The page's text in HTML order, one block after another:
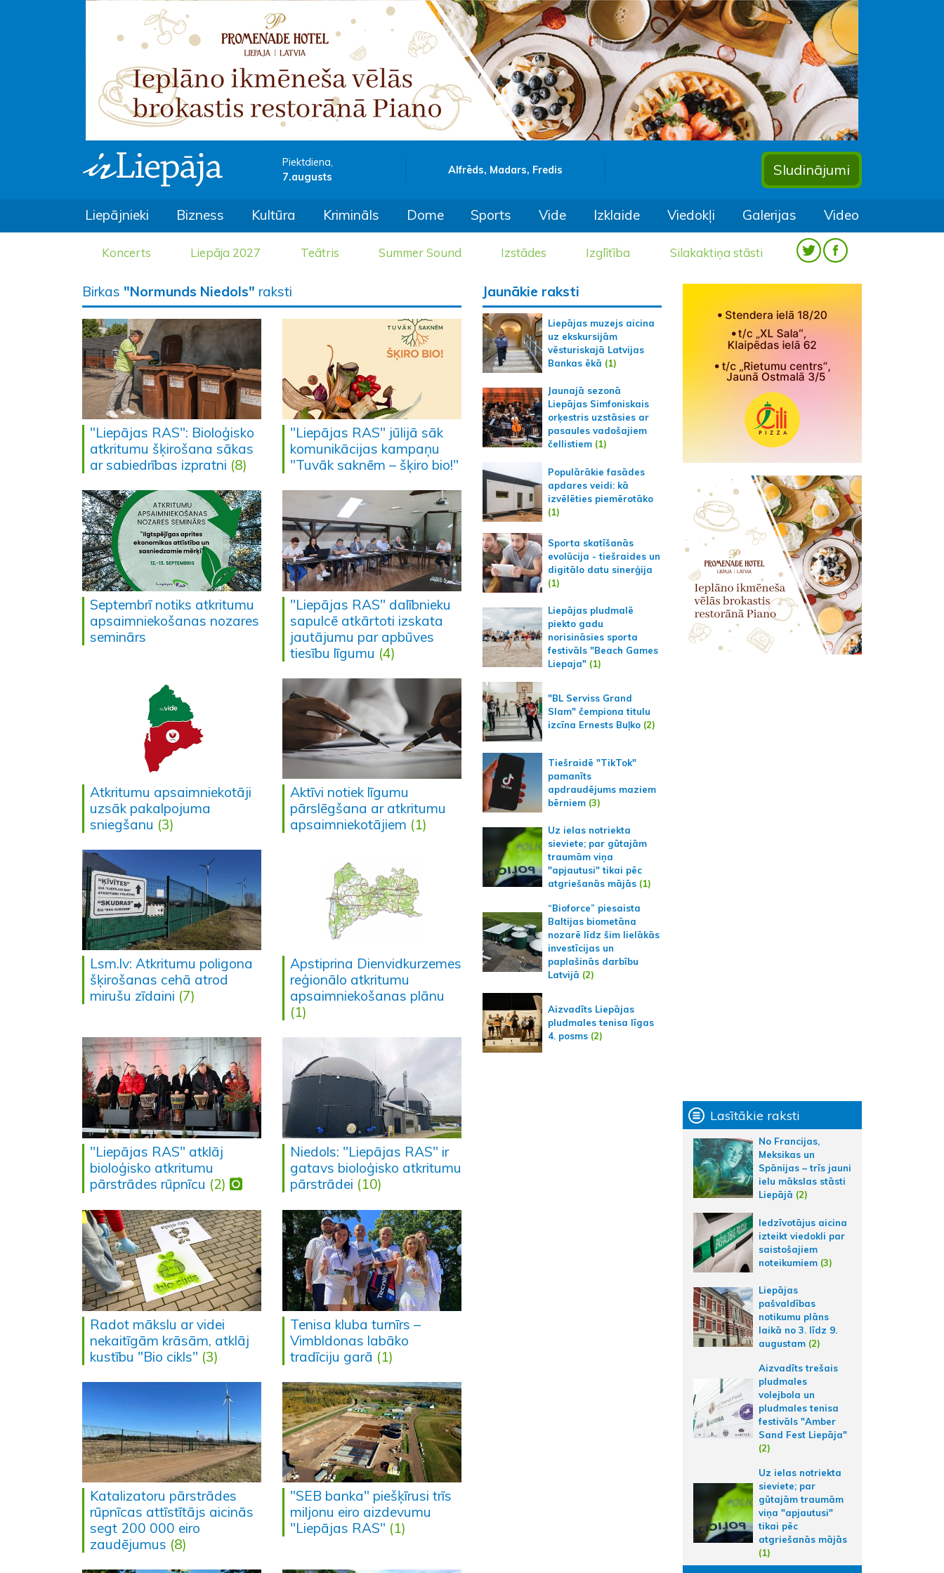
Piektdiena,
7.augusts
Alfrēds, Madars, Fredis Sludinājumi
Liepājnieki Bizness Kultūra Krimināls Dome Sports Vide Izklaide Viedokļi Galerijas Video
Koncerts Liepāja 2027 Teātris Summer Sound Izstādes Izglītība Silakaktiņa stāsti
Birkas "Normunds Niedols" raksti
"Liepājas RAS": Bioloģisko
atkritumu šķirošana sākas
ar sabiedrības izpratni (8)
"Liepājas RAS" jūlijā sāk
komunikācijas kampaņu
"Tuvāk saknēm – šķiro bio!"
Septembrī notiks atkritumu
apsaimniekošanas nozares
seminārs
"Liepājas RAS" dalībnieku
sapulcē atkārtoti izskata
jautājumu par apbūves
tiesību līgumu (4)
Atkritumu apsaimniekotāji
uzsāk pakalpojuma
sniegšanu (3)
Aktīvi notiek līgumu
pārslēgšana ar atkritumu
apsaimniekotājiem (1)
Lsm.lv: Atkritumu poligona
šķirošanas cehā atrod
mirušu zīdaini (7)
Apstiprina Dienvidkurzemes
reģionālo atkritumu
apsaimniekošanas plānu
(1)
"Liepājas RAS" atklāj
bioloģisko atkritumu
pārstrādes rūpnīcu (2)
Niedols: "Liepājas RAS" ir
gatavs bioloģisko atkritumu
pārstrādei (10)
Radot mākslu ar videi
nekaitīgām krāsām, atklāj
kustību "Bio cikls" (3)
Tenisa kluba turnīrs –
Vimbldonas labāko
tradīciju garā (1)
Katalizatoru pārstrādes
rūpnīcas attīstītājs aicinās
segt 200 000 eiro
zaudējumus (8)
"SEB banka" piešķīrusi trīs
miljonu eiro aizdevumu
"Liepājas RAS" (1)
Jaunākie raksti
Liepājas muzejs aicina
uz ekskursijām
vēsturiskajā Latvijas
Bankas ēkā (1)
Jaunajā sezonā
Liepājas Simfoniskais
orķestris uzstāsies ar
pasaules vadošajiem
čellistiem (1)
Populārākie fasādes
apdares veidi: kā
izvēlēties piemērotāko
(1)
Sporta skatīšanās
evolūcija - tiešraides un
digitālo datu sinerģija
(1)
Liepājas pludmalē
piekto gadu
norisināsies sporta
festivāls "Beach Games
Liepaja" (1)
"BL Serviss Grand
Slam" čempiona titulu
izcīna Ernests Buļko (2)
Tiešraidē "TikTok"
pamanīts
apdraudējums maziem
bērniem (3)
Uz ielas notriekta
sieviete; par gūtajām
traumām viņa
"apjautusi" tikai pēc
atgriešanās mājās (1)
“Bioforce” piesaista
Baltijas biometāna
nozarē līdz šim lielākās
investīcijas un
paplašinās darbību
Latvijā (2)
Aizvadīts Liepājas
pludmales tenisa līgas
4. posms (2)
Lasītākie raksti
No Francijas,
Meksikas un
Spānijas – trīs jauni
ielu mākslas stāsti
Liepājā (2)
Iedzīvotājus aicina
izteikt viedokli par
saistošajiem
noteikumiem (3)
Liepājas
pašvaldības
notikumu plāns
laikā no 3. līdz 9.
augustam (2)
Aizvadīts trešais
pludmales
volejbola un
pludmales tenisa
festivāls "Amber
Sand Fest Liepāja"
(2)
Uz ielas notriekta
sieviete; par
gūtajām traumām
viņa "apjautusi"
tikai pēc
atgriešanās mājās
(1)